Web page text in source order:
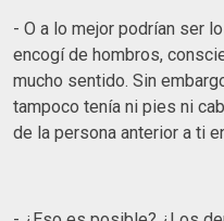
- O a lo mejor podrían ser
encogí de hombros,
mucho sentido. Sin
tampoco tenía ni pies ni
de la persona anterior a ti